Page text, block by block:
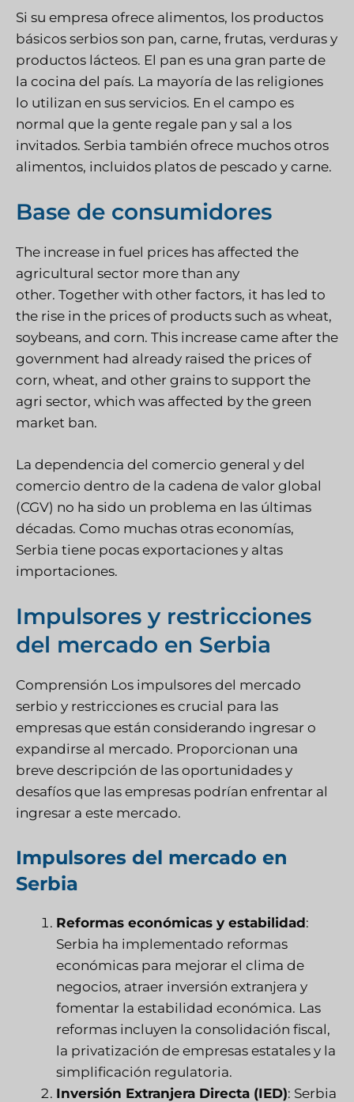
Si su empresa ofrece alimentos, los productos
básicos serbios son pan, carne, frutas, verduras y
productos lácteos. El pan es una gran parte de
la cocina del país. La mayoría de las religiones
lo utilizan en sus servicios. En el campo es
normal que la gente regale pan y sal a los
invitados. Serbia también ofrece muchos otros
alimentos, incluidos platos de pescado y carne.
Base de consumidores
The increase in fuel prices has affected the
agricultural sector more than any
other. Together with other factors, it has led to
the rise in the prices of products such as wheat,
soybeans, and corn. This increase came after the
government had already raised the prices of
corn, wheat, and other grains to support the
agri sector, which was affected by the green
market ban.
La dependencia del comercio general y del
comercio dentro de la cadena de valor global
(CGV) no ha sido un problema en las últimas
décadas. Como muchas otras economías,
Serbia tiene pocas exportaciones y altas
importaciones.
Impulsores y restricciones
del mercado en Serbia
Comprensión Los impulsores del mercado
serbio y restricciones es crucial para las
empresas que están considerando ingresar o
expandirse al mercado. Proporcionan una
breve descripción de las oportunidades y
desafíos que las empresas podrían enfrentar al
ingresar a este mercado.
Impulsores del mercado en
Serbia
Reformas económicas y estabilidad:
Serbia ha implementado reformas
económicas para mejorar el clima de
negocios, atraer inversión extranjera y
fomentar la estabilidad económica. Las
reformas incluyen la consolidación fiscal,
la privatización de empresas estatales y la
simplificación regulatoria.
Inversión Extranjera Directa (IED): Serbia